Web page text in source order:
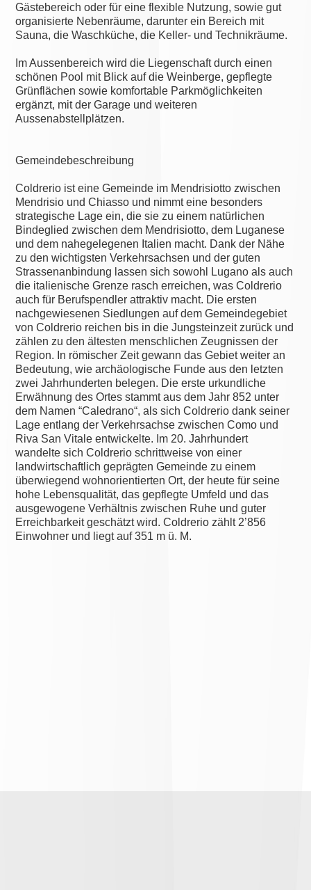
Gästebereich oder für eine flexible Nutzung, sowie gut
organisierte Nebenräume, darunter ein Bereich mit
Sauna, die Waschküche, die Keller- und Technikräume.
Im Aussenbereich wird die Liegenschaft durch einen
schönen Pool mit Blick auf die Weinberge, gepflegte
Grünflächen sowie komfortable Parkmöglichkeiten
ergänzt, mit der Garage und weiteren
Aussenabstellplätzen.
Gemeindebeschreibung
Coldrerio ist eine Gemeinde im Mendrisiotto zwischen
Mendrisio und Chiasso und nimmt eine besonders
strategische Lage ein, die sie zu einem natürlichen
Bindeglied zwischen dem Mendrisiotto, dem Luganese
und dem nahegelegenen Italien macht. Dank der Nähe
zu den wichtigsten Verkehrsachsen und der guten
Strassenanbindung lassen sich sowohl Lugano als auch
die italienische Grenze rasch erreichen, was Coldrerio
auch für Berufspendler attraktiv macht. Die ersten
nachgewiesenen Siedlungen auf dem Gemeindegebiet
von Coldrerio reichen bis in die Jungsteinzeit zurück und
zählen zu den ältesten menschlichen Zeugnissen der
Region. In römischer Zeit gewann das Gebiet weiter an
Bedeutung, wie archäologische Funde aus den letzten
zwei Jahrhunderten belegen. Die erste urkundliche
Erwähnung des Ortes stammt aus dem Jahr 852 unter
dem Namen “Caledrano“, als sich Coldrerio dank seiner
Lage entlang der Verkehrsachse zwischen Como und
Riva San Vitale entwickelte. Im 20. Jahrhundert
wandelte sich Coldrerio schrittweise von einer
landwirtschaftlich geprägten Gemeinde zu einem
überwiegend wohnorientierten Ort, der heute für seine
hohe Lebensqualität, das gepflegte Umfeld und das
ausgewogene Verhältnis zwischen Ruhe und guter
Erreichbarkeit geschätzt wird. Coldrerio zählt 2’856
Einwohner und liegt auf 351 m ü. M.